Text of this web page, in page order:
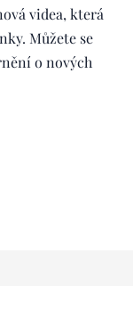
videa, která
Můžete se
o nových